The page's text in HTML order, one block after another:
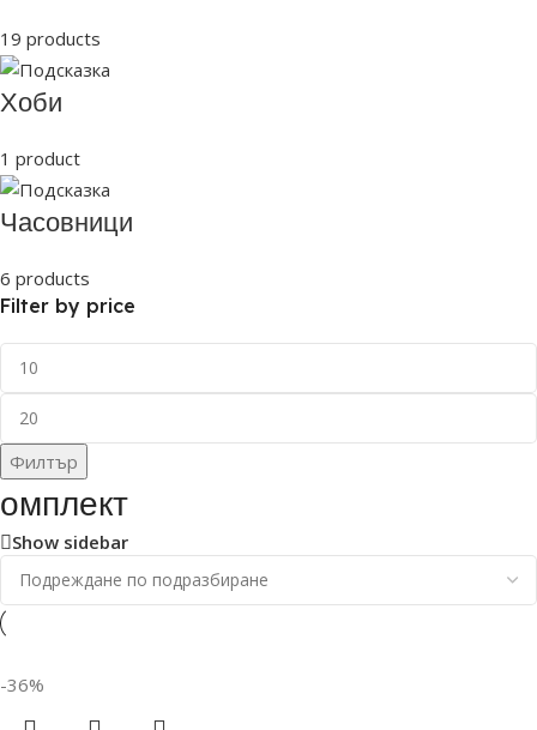
19 products
Хоби
1 product
Часовници
6 products
Filter by price
Филтър
омплект
Show sidebar
-36%